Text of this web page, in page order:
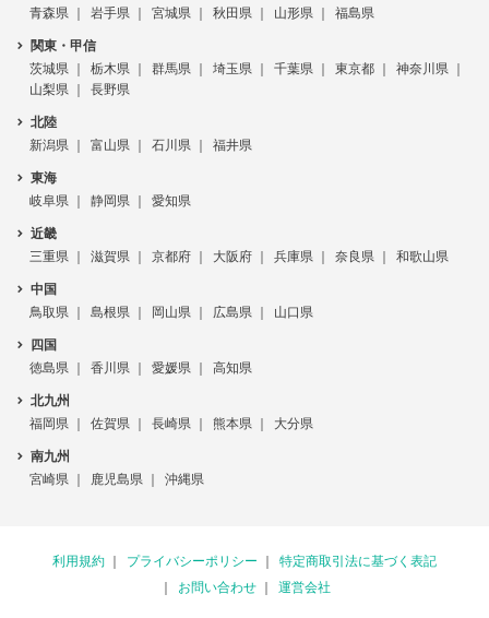
青森県
岩手県 宮城県 秋田県 山形県 福島県
関東・甲信
茨城県
栃木県 群馬県 埼玉県 千葉県 東京都
神奈川県
山梨県
長野県
北陸
新潟県
富山県 石川県 福井県
東海
岐阜県
静岡県 愛知県
近畿
三重県
滋賀県 京都府 大阪府 兵庫県 奈良県 和歌山県
中国
鳥取県
島根県 岡山県 広島県 山口県
四国
徳島県
香川県 愛媛県 高知県
北九州
福岡県
佐賀県 長崎県 熊本県 大分県
南九州
宮崎県
鹿児島県 沖縄県
利用規約 プライバシーポリシー
特定商取引法に基づく表記
お問い合わせ
運営会社